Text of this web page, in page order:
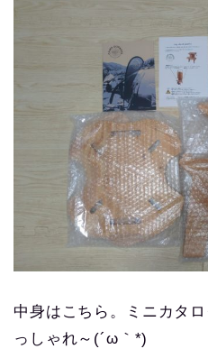
中身はこちら。ミニカタ
っしゃれ～(´ω｀*)